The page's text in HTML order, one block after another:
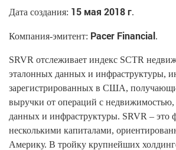
Дата создания: 15 мая 2018 г.
Компания-эмитент: Pacer Financial.
SRVR отслеживает индекс SCTR
эталонных данных и инфраструктуры,
зарегистрированных в США,
выручки от операций с недвижимостью,
данных и инфраструктуры. SRVR – это
несколькими капиталами,
Америку. В тройку крупнейших